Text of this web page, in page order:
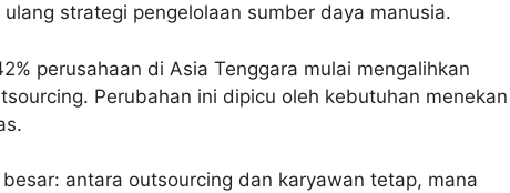
strategi pengelolaan sumber daya manusia.
perusahaan di Asia Tenggara mulai mengalihkan
Perubahan ini dipicu oleh kebutuhan menekan
antara outsourcing dan karyawan tetap, mana